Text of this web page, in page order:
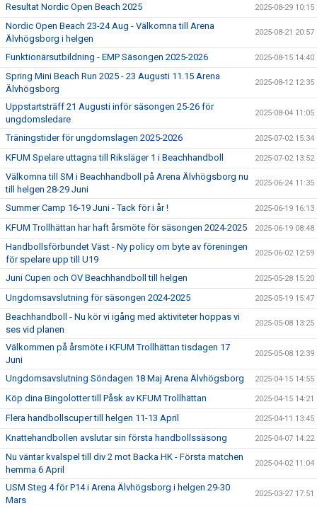
Resultat Nordic Open Beach 2025 2025-08-29 10:15
Nordic Open Beach 23-24 Aug - Välkomna till Arena
Älvhögsborg i helgen
2025-08-21 20:57
Funktionärsutbildning - EMP Säsongen 2025-2026 2025-08-15 14:40
Spring Mini Beach Run 2025 - 23 Augusti 11.15 Arena
Älvhögsborg
2025-08-12 12:35
Uppstartsträff 21 Augusti inför säsongen 25-26 för
ungdomsledare
2025-08-04 11:05
Träningstider för ungdomslagen 2025-2026 2025-07-02 15:34
KFUM Spelare uttagna till Riksläger 1 i Beachhandboll 2025-07-02 13:52
Välkomna till SM i Beachhandboll på Arena Älvhögsborg nu
till helgen 28-29 Juni
2025-06-24 11:35
Summer Camp 16-19 Juni - Tack för i år ! 2025-06-19 16:13
KFUM Trollhättan har haft årsmöte för säsongen 2024-2025 2025-06-19 08:48
Handbollsförbundet Väst - Ny policy om byte av föreningen
för spelare upp till U19
2025-06-02 12:59
Juni Cupen och OV Beachhandboll till helgen 2025-05-28 15:20
Ungdomsavslutning för säsongen 2024-2025 2025-05-19 15:47
Beachhandboll - Nu kör vi igång med aktiviteter hoppas vi
ses vid planen
2025-05-08 13:25
Välkommen på årsmöte i KFUM Trollhättan tisdagen 17
Juni
2025-05-08 12:39
Ungdomsavslutning Söndagen 18 Maj Arena Älvhögsborg 2025-04-15 14:55
Köp dina Bingolotter till Påsk av KFUM Trollhättan 2025-04-15 14:21
Flera handbollscuper till helgen 11-13 April 2025-04-11 13:45
Knattehandbollen avslutar sin första handbollssäsong 2025-04-07 14:22
Nu väntar kvalspel till div 2 mot Backa HK - Första matchen
hemma 6 April
2025-04-02 11:04
USM Steg 4 för P14 i Arena Älvhögsborg i helgen 29-30
Mars
2025-03-27 17:51